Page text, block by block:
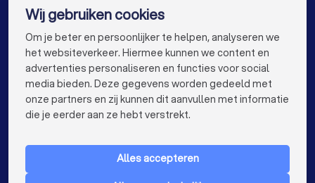
Incassobureaus in Rotterdam
Incassobureaus in Den Haag
Incassobureaus in Utrecht
Incassobureaus in Eindhoven
Incassobureaus in Groningen
VOOR PARTICULIEREN keyboard_arrow_down
Wij gebruiken cookies
Om je beter en persoonlijker te helpen, analyseren we
het websiteverkeer. Hiermee kunnen we content en
advertenties personaliseren en functies voor social
media bieden. Deze gegevens worden gedeeld met
onze partners en zij kunnen dit aanvullen met informatie
die je eerder aan ze hebt verstrekt.
Alles accepteren